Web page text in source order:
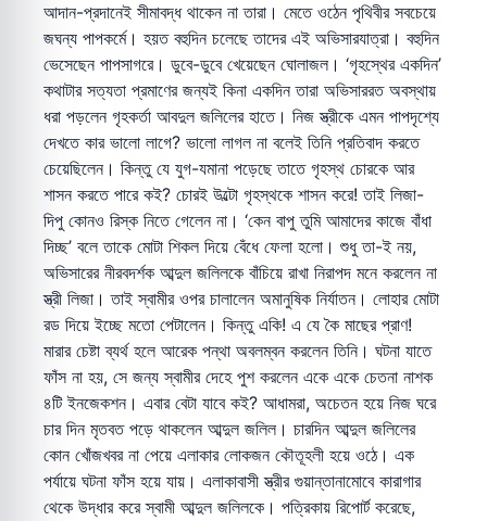
আদান-প্রদানেই সীমাবদ্ধ থাকেন না তারা। মেতে ওঠেন পৃথিবীর সবচেয়ে
জঘন্য পাপকর্মে। হয়ত বহুদিন চলেছে তাদের এই অভিসারযাত্রা। বহুদিন
ভেসেছেন পাপসাগরে। ডুবে-ডুবে খেয়েছেন ঘোলাজল। ‘গৃহস্থের একদিন’
কথাটার সত্যতা প্রমাণের জন্যই কিনা একদিন তারা অভিসাররত অবস্থায়
ধরা পড়লেন গৃহকর্তা আবদুল জলিলের হাতে। নিজ স্ত্রীকে এমন পাপদৃশ্যে
দেখতে কার ভালো লাগে? ভালো লাগল না বলেই তিনি প্রতিবাদ করতে
চেয়েছিলেন। কিন্তু যে যুগ-যমানা পড়েছে তাতে গৃহস্থ চোরকে আর
শাসন করতে পারে কই? চোরই উল্টো গৃহস্থকে শাসন করে! তাই লিজা-
দিপু কোনও রিস্ক নিতে গেলেন না। ‘কেন বাপু তুমি আমাদের কাজে বাঁধা
দিচ্ছ’ বলে তাকে মোটা শিকল দিয়ে বেঁধে ফেলা হলো। শুধু তা-ই নয়,
অভিসারের নীরবদর্শক আব্দুল জলিলকে বাঁচিয়ে রাখা নিরাপদ মনে করলেন না
স্ত্রী লিজা। তাই স্বামীর ওপর চালালেন অমানুষিক নির্যাতন। লোহার মোটা
রড দিয়ে ইচ্ছে মতো পেটালেন। কিন্তু একি! এ যে কৈ মাছের প্রাণ!
মারার চেষ্টা ব্যর্থ হলে আরেক পন্থা অবলম্বন করলেন তিনি। ঘটনা যাতে
ফাঁস না হয়, সে জন্য স্বামীর দেহে পুশ করলেন একে একে চেতনা নাশক
৪টি ইনজেকশন। এবার বেটা যাবে কই? আধামরা, অচেতন হয়ে নিজ ঘরে
চার দিন মৃতবত পড়ে থাকলেন আব্দুল জলিল। চারদিন আব্দুল জলিলের
কোন খোঁজখবর না পেয়ে এলাকার লোকজন কৌতূহলী হয়ে ওঠে। এক
পর্যায়ে ঘটনা ফাঁস হয়ে যায়। এলাকাবাসী স্ত্রীর গুয়ান্তানামোবে কারাগার
থেকে উদ্ধার করে স্বামী আব্দুল জলিলকে। পত্রিকায় রিপোর্ট করেছে,